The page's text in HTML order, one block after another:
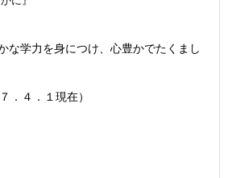
な学力を身につけ、心豊かでたくまし
．４．１現在）